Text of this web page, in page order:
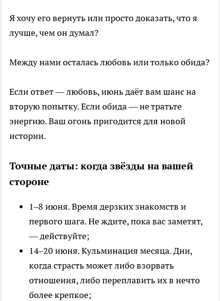
Я хочу его вернуть или просто доказать, что я
лучше, чем он думал?
Между нами осталась любовь или только обида?
Если ответ — любовь, июнь даёт вам шанс на
вторую попытку. Если обида — не тратьте
энергию. Ваш огонь пригодится для новой
истории.
Точные даты: когда звёзды на вашей
стороне
1–8 июня. Время дерзких знакомств и
первого шага. Не ждите, пока вас заметят,
— действуйте;
14–20 июня. Кульминация месяца. Дни,
когда страсть может либо взорвать
отношения, либо переплавить их в нечто
более крепкое;